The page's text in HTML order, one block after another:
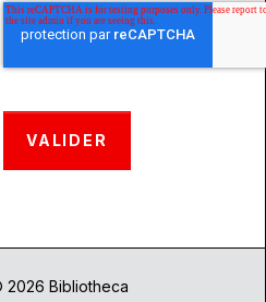
Bibliotheca